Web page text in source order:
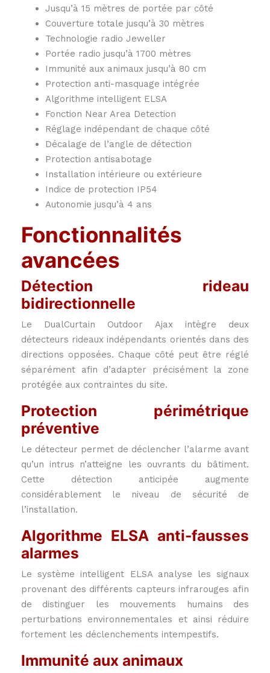
Jusqu’à 15 mètres de portée par côté
Couverture totale jusqu’à 30 mètres
Technologie radio Jeweller
Portée radio jusqu’à 1700 mètres
Immunité aux animaux jusqu’à 80 cm
Protection anti-masquage intégrée
Algorithme intelligent ELSA
Fonction Near Area Detection
Réglage indépendant de chaque côté
Décalage de l’angle de détection
Protection antisabotage
Installation intérieure ou extérieure
Indice de protection IP54
Autonomie jusqu’à 4 ans
Fonctionnalités
avancées
Détection rideau
bidirectionnelle
Le DualCurtain Outdoor Ajax intègre deux
détecteurs rideaux indépendants orientés dans des
directions opposées. Chaque côté peut être réglé
séparément afin d’adapter précisément la zone
protégée aux contraintes du site.
Protection périmétrique
préventive
Le détecteur permet de déclencher l’alarme avant
qu’un intrus n’atteigne les ouvrants du bâtiment.
Cette détection anticipée augmente
considérablement le niveau de sécurité de
l’installation.
Algorithme ELSA anti-fausses
alarmes
Le système intelligent ELSA analyse les signaux
provenant des différents capteurs infrarouges afin
de distinguer les mouvements humains des
perturbations environnementales et ainsi réduire
fortement les déclenchements intempestifs.
Immunité aux animaux